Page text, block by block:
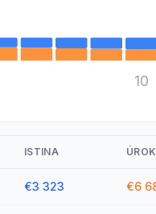
10
ISTINA
€3 323 €6